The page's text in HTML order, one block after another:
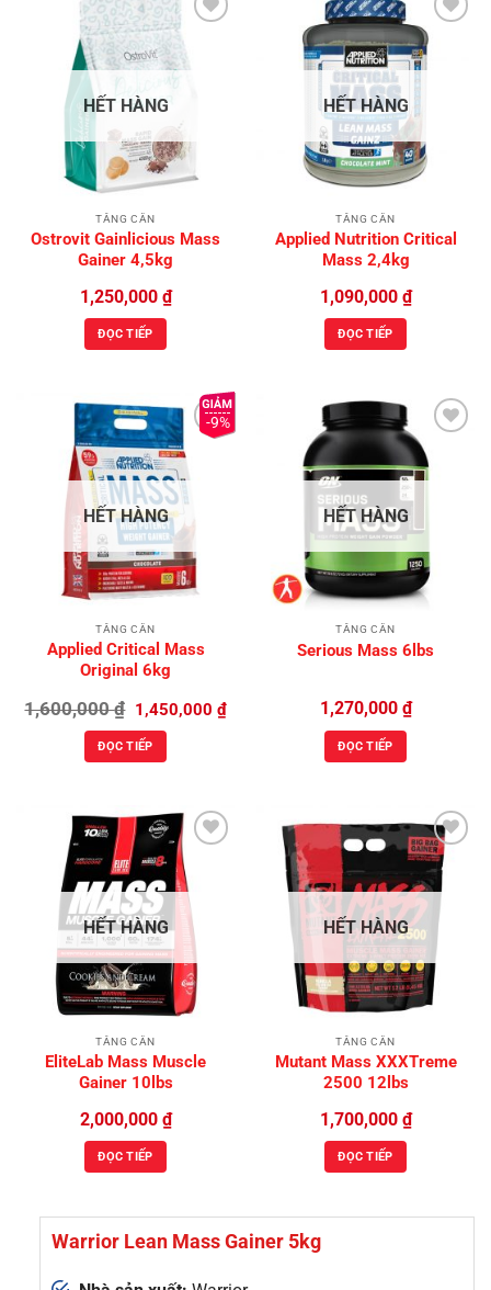
HẾT HÀNG
TĂNG CÂN
Ostrovit Gainlicious Mass
Gainer 4,5kg
1,250,000 ₫
ĐỌC TIẾP
Add to
HẾT HÀNG
TĂNG CÂN
Applied Nutrition Critical
Mass 2,4kg
1,090,000 ₫
ĐỌC TIẾP
-9%
Wishlist
HẾT HÀNG
TĂNG CÂN
Applied Critical Mass
Original 6kg
1,600,000₫ Giá
gốc
là:
1,600,000 ₫.
1,450,000 ₫Giá
hiện
ĐỌC TIẾP
HẾT HÀNG
TĂNG CÂN
Serious Mass 6lbs
1,270,000 ₫
ĐỌC TIẾP
Add to
Wishlist
HẾT HÀNG
TĂNG CÂN
EliteLab Mass Muscle
Gainer 10lbs
2,000,000 ₫
ĐỌC TIẾP
Add to
Wishlist
HẾT HÀNG
TĂNG CÂN
Mutant Mass XXXTreme
2500 12lbs
1,700,000 ₫
ĐỌC TIẾP
Warrior Lean Mass Gainer 5kg